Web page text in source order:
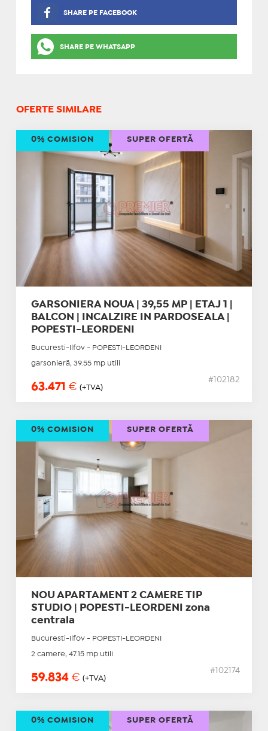
SHARE PE FACEBOOK
SHARE PE WHATSAPP
OFERTE SIMILARE
GARSONIERA NOUA | 39,55 MP | ETAJ 1 |
BALCON | INCALZIRE IN PARDOSEALA |
POPESTI-LEORDENI
Bucuresti-Ilfov - POPESTI-LEORDENI
garsonieră, 39.55 mp utili
63.471 € (+TVA)
#102182
0% COMISION SUPER OFERTĂ
NOU APARTAMENT 2 CAMERE TIP
STUDIO | POPESTI-LEORDENI zona
centrala
Bucuresti-Ilfov - POPESTI-LEORDENI
2 camere, 47.15 mp utili
59.834 € (+TVA)
#102174
0% COMISION SUPER OFERTĂ
0% COMISION SUPER OFERTĂ